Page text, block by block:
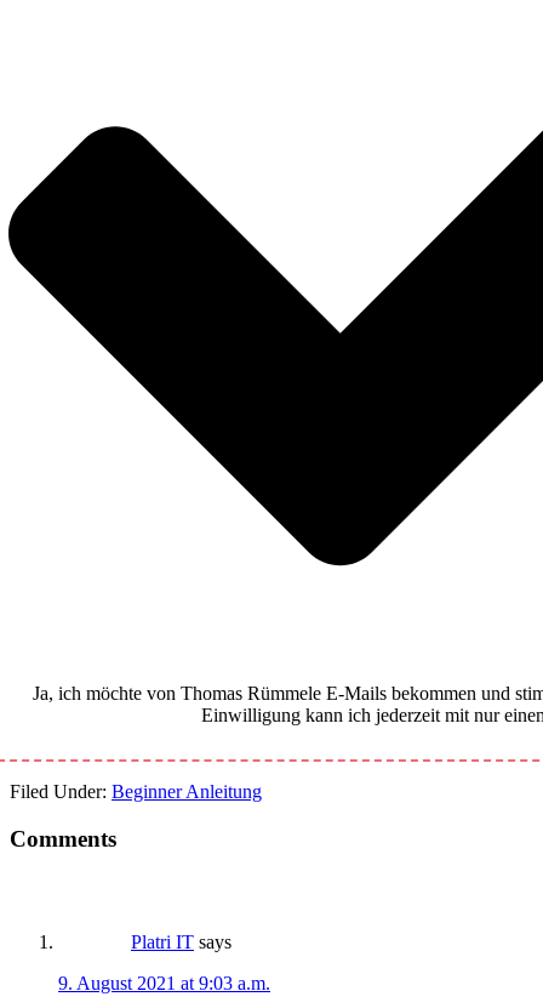
Ja, ich möchte von Thomas Rümmele E-Mails bekommen und
Einwilligung kann ich jederzeit mit nur
Filed Under: Beginner Anleitung
Reader
Comments
Platri IT says
9. August 2021 at 9:03 a.m.